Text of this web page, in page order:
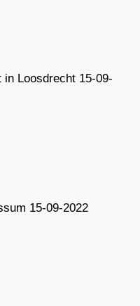
Loosdrecht 15-09-
15-09-2022